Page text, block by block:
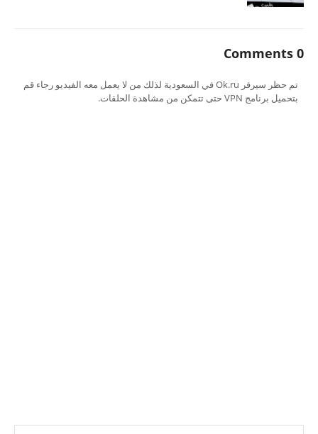
0 Comments
تم حظر سيرفر Ok.ru في السعودية لذلك من لا يعمل معه الفيديو رجاء قم
بتحميل برنامج VPN حتى تتمكن من مشاهدة الحلقات.